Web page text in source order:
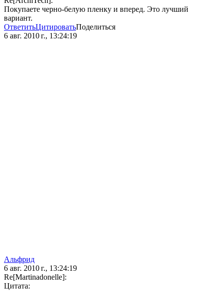
Покупаете черно-белую пленку и вперед. Это лучший
вариант.
ОтветитьЦитироватьПоделиться
6 авг. 2010 г., 13:24:19
Альфрид
6 авг. 2010 г., 13:24:19
Re[Martinadonelle]:
Цитата: